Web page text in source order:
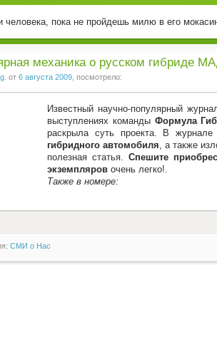
человека, пока не пройдешь милю в его
механика о русском гибриде
от 6 августа 2009 , посмотрело:
Известный научно-популярный
выступлениях команды Формула
раскрыла суть проекта. В журнале
гибридного автомобиля, а также
полезная статья.Спешите
экземпляров очень легко!.
Также в номере:
СМИ о Нас